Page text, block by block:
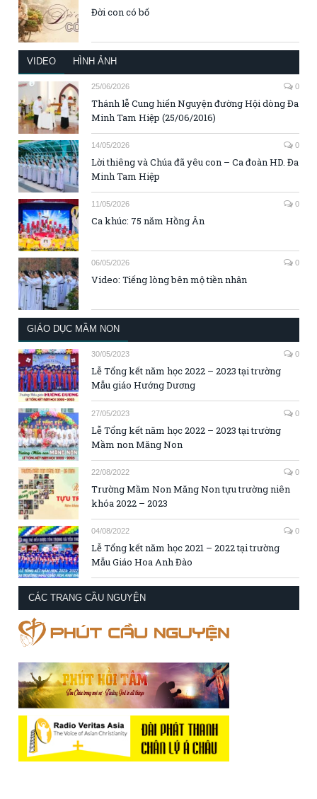
Đời con có bố
VIDEO HÌNH ẢNH
25/06/2026 0
Thánh lễ Cung hiến Nguyện đường Hội dòng Đa
Minh Tam Hiệp (25/06/2016)
14/05/2026 0
Lời thiêng và Chúa đã yêu con – Ca đoàn HD. Đa
Minh Tam Hiệp
11/05/2026 0
Ca khúc: 75 năm Hồng Ân
06/05/2026 0
Video: Tiếng lòng bên mộ tiền nhân
GIÁO DỤC MẦM NON
30/05/2023 0
Lễ Tổng kết năm học 2022 – 2023 tại trường
Mẫu giáo Hướng Dương
27/05/2023 0
Lễ Tổng kết năm học 2022 – 2023 tại trường
Mầm non Măng Non
22/08/2022 0
Trường Mầm Non Măng Non tựu trường niên
khóa 2022 – 2023
04/08/2022 0
Lễ Tổng kết năm học 2021 – 2022 tại trường
Mẫu Giáo Hoa Anh Đào
CÁC TRANG CẦU NGUYỆN